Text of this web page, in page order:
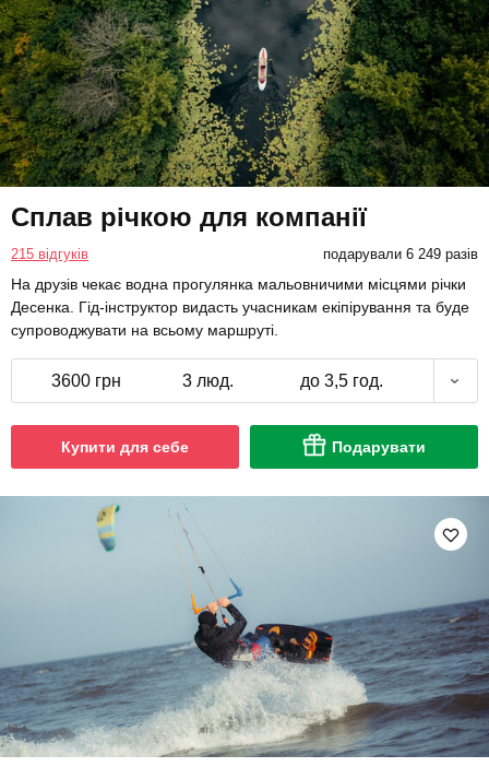
Сплав річкою для компанії
215 відгуків подарували 6 249 разів
На друзів чекає водна прогулянка мальовничими місцями річки
Десенка. Гід-інструктор видасть учасникам екіпірування та буде
супроводжувати на всьому маршруті.
3600 грн 3 люд. до 3,5 год.
Купити для себе Подарувати